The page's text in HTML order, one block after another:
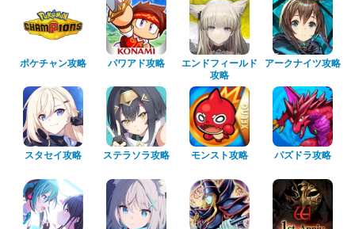
ポケチャン攻略 パワアド攻略
エンドフィールド
攻略
アークナイツ攻略
スタセイ攻略 ステラソラ攻略 モンスト攻略 パズドラ攻略